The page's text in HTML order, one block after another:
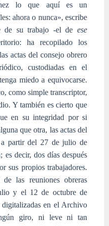
lo que aquí es un
ahora o nunca», escribe
de su trabajo -el de ese
ha recopilado los
actas del consejo obrero
custodiadas en el
miedo a equivocarse.
como simple transcriptor,
Y también es cierto que
en su integridad por si
que otra, las actas del
a partir del 27 de julio de
decir, dos días después
sus propios trabajadores.
las reuniones obreras
y el 12 de octubre de
digitalizadas en el Archivo
giro, ni leve ni tan